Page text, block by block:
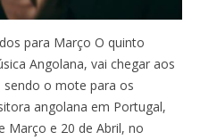
para Março O quinto
Angolana, vai chegar aos
sendo o mote para os
angolana em Portugal,
Março e 20 de Abril, no